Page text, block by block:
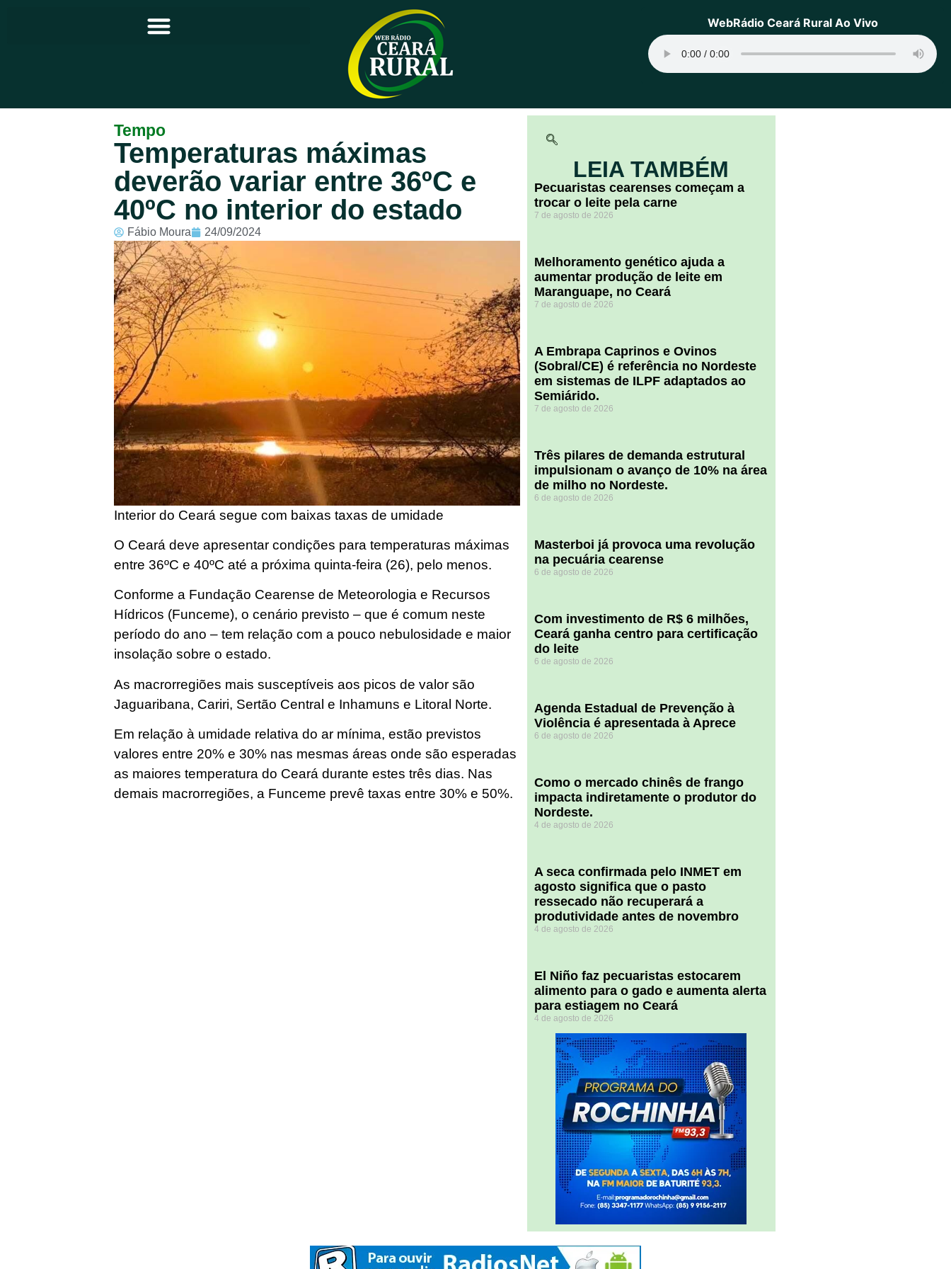
Principal
Notícias
Programação
Equipe
Contato
Sobre
WebRádio Ceará Rural Ao Vivo
Tempo
Temperaturas máximas
deverão variar entre 36ºC e
40ºC no interior do estado
Fábio Moura 24/09/2024
Interior do Ceará segue com baixas taxas de umidade
O Ceará deve apresentar condições para temperaturas máximas
entre 36ºC e 40ºC até a próxima quinta-feira (26), pelo menos.
Conforme a Fundação Cearense de Meteorologia e Recursos
Hídricos (Funceme), o cenário previsto – que é comum neste
período do ano – tem relação com a pouco nebulosidade e maior
insolação sobre o estado.
As macrorregiões mais susceptíveis aos picos de valor são
Jaguaribana, Cariri, Sertão Central e Inhamuns e Litoral Norte.
Em relação à umidade relativa do ar mínima, estão previstos
valores entre 20% e 30% nas mesmas áreas onde são esperadas
as maiores temperatura do Ceará durante estes três dias. Nas
demais macrorregiões, a Funceme prevê taxas entre 30% e 50%.
LEIA TAMBÉM
Pecuaristas cearenses começam a
trocar o leite pela carne
7 de agosto de 2026
Melhoramento genético ajuda a
aumentar produção de leite em
Maranguape, no Ceará
7 de agosto de 2026
A Embrapa Caprinos e Ovinos
(Sobral/CE) é referência no Nordeste
em sistemas de ILPF adaptados ao
Semiárido.
7 de agosto de 2026
​Três pilares de demanda estrutural
impulsionam o avanço de 10% na área
de milho no Nordeste.
6 de agosto de 2026
Masterboi já provoca uma revolução
na pecuária cearense
6 de agosto de 2026
Com investimento de R$ 6 milhões,
Ceará ganha centro para certificação
do leite
6 de agosto de 2026
Agenda Estadual de Prevenção à
Violência é apresentada à Aprece
6 de agosto de 2026
​Como o mercado chinês de frango
impacta indiretamente o produtor do
Nordeste.
4 de agosto de 2026
A seca confirmada pelo INMET em
agosto significa que o pasto
ressecado não recuperará a
produtividade antes de novembro
4 de agosto de 2026
El Niño faz pecuaristas estocarem
alimento para o gado e aumenta alerta
para estiagem no Ceará
4 de agosto de 2026